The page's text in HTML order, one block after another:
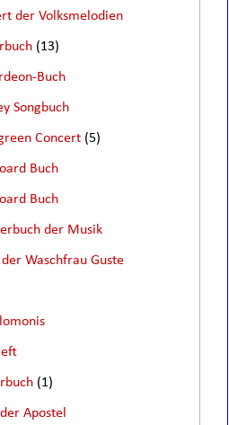
der Volksmelodien
(13)
Buch
Songbuch
Concert (5)
Buch
Buch
der Musik
Waschfrau Guste
(1)
Apostel